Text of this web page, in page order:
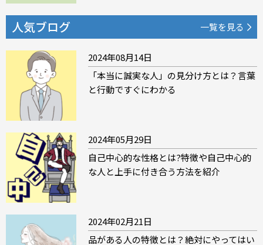
人気ブログ 一覧を見る
2024年08月14日
「本当に誠実な人」の見分け方とは？言葉
と行動ですぐにわかる
2024年05月29日
自己中心的な性格とは?特徴や自己中心的
な人と上手に付き合う方法を紹介
2024年02月21日
品がある人の特徴とは？絶対にやってはい